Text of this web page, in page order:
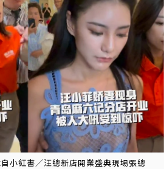
小紅書／汪總新店開業盛典現場張總